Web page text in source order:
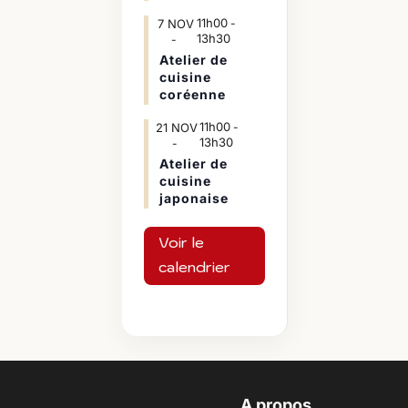
7 NOV11h00-
13h30
Atelier de
cuisine
coréenne
21 NOV11h00-
13h30
Atelier de
cuisine
japonaise
Voir le
calendrier